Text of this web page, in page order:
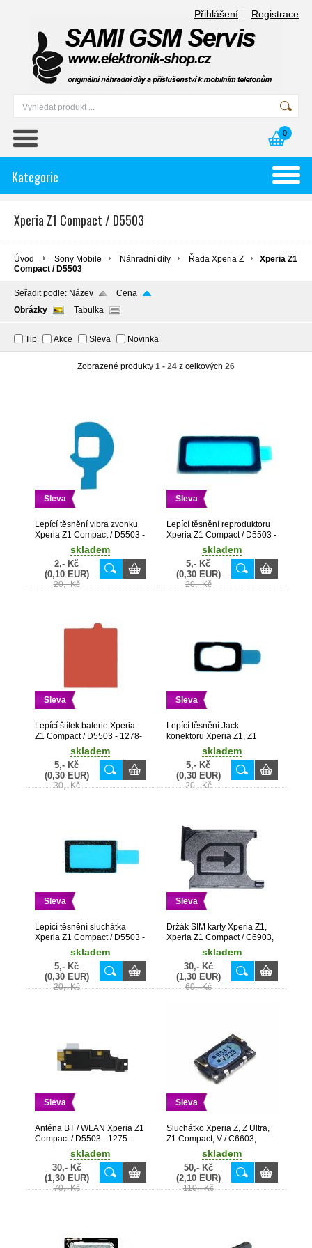
Přihlášení Registrace
0
Kategorie
Xperia Z1 Compact / D5503
Úvod Sony Mobile Náhradní díly Řada Xperia Z
Xperia Z1
Compact / D5503
Seřadit podle: Název
Cena
Obrázky
Tabulka
Tip Akce Sleva Novinka
Zobrazené produkty 1 - 24 z celkových 26
Sleva
Lepící těsnění vibra zvonku
Xperia Z1 Compact / D5503 -
skladem
2,- Kč
(0,10 EUR)
20,- Kč
Sleva
Lepící těsnění reproduktoru
Xperia Z1 Compact / D5503 -
skladem
5,- Kč
(0,30 EUR)
20,- Kč
Sleva
Lepící štítek baterie Xperia
Z1 Compact / D5503 - 1278-
skladem
5,- Kč
(0,30 EUR)
30,- Kč
Sleva
Lepící těsnění Jack
konektoru Xperia Z1, Z1
Compact / C6903, D5503 -
1272-0161
skladem
5,- Kč
(0,30 EUR)
20,- Kč
Sleva
Lepící těsnění sluchátka
Xperia Z1 Compact / D5503 -
skladem
5,- Kč
(0,30 EUR)
20,- Kč
Sleva
Držák SIM karty Xperia Z1,
Xperia Z1 Compact / C6903,
D5503 - 1272-5201
skladem
30,- Kč
(1,30 EUR)
60,- Kč
Sleva
Anténa BT / WLAN Xperia Z1
Compact / D5503 - 1275-
skladem
30,- Kč
(1,30 EUR)
70,- Kč
Sleva
Sluchátko Xperia Z, Z Ultra,
Z1 Compact, V / C6603,
C6833, D5503, LT25i - 1262-
skladem
50,- Kč
(2,10 EUR)
110,- Kč